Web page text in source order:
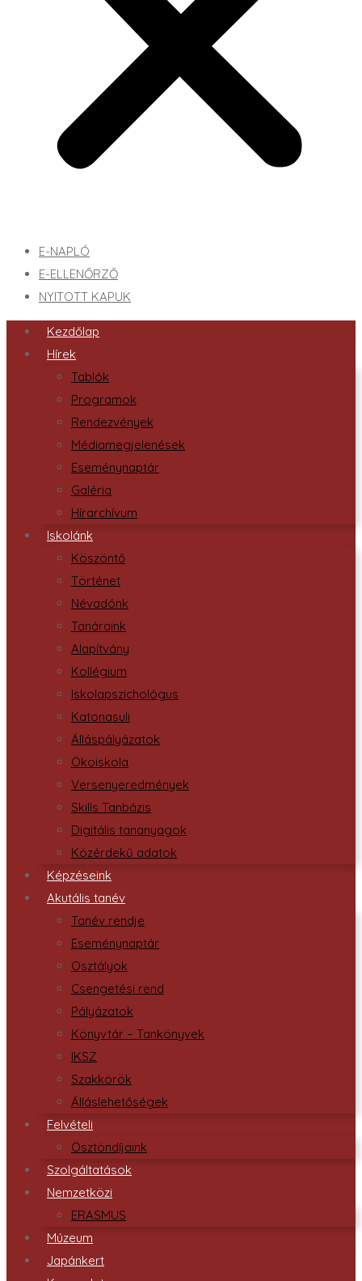
E-NAPLÓ
E-ELLENŐRZŐ
NYITOTT KAPUK
Kezdőlap
Hírek
Tablók
Programok
Rendezvények
Médiamegjelenések
Eseménynaptár
Galéria
Hírarchívum
Iskolánk
Köszöntő
Történet
Névadónk
Tanáraink
Alapítvány
Kollégium
Iskolapszichológus
Katonasuli
Álláspályázatok
Ökoiskola
Versenyeredmények
Skills Tanbázis
Digitális tananyagok
Közérdekű adatok
Képzéseink
Akutális tanév
Tanév rendje
Eseménynaptár
Osztályok
Csengetési rend
Pályázatok
Könyvtár – Tankönyvek
IKSZ
Szakkörök
Álláslehetőségek
Felvételi
Ösztöndíjaink
Szolgáltatások
Nemzetközi
ERASMUS
Múzeum
Japánkert